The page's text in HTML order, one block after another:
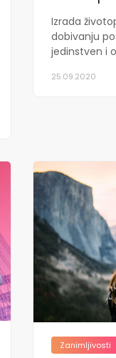
Izrada
dobivanju
jedinstven i
25.09.2020
Zanimljivosti